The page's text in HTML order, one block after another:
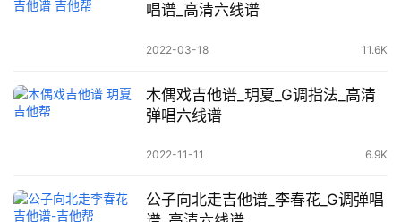
唱谱_高清六线谱
2022-03-18 11.6K
木偶戏吉他谱_玥夏_G调指法_高清
弹唱六线谱
2022-11-11 6.9K
公子向北走吉他谱_李春花_G调弹唱